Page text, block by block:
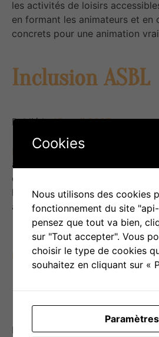
les activités de loisirs
en formant les animateurs et en
concrets pour une animation
Inclusion ASBL
Publié le15 avril 2025
Ressource variée – Inclusion
association belge engagée pour
et l’accompagnement des
handicap intellectuel, ainsi que
au […]
Site internet: «
École »
Publié le15 avril 2025
Cookies
Nous utilisons des cookies
fonctionnement du site
pensez que tout va bien,
sur "Tout accepter". Vous
choisir le type de cookies
souhaitez en cliquant sur «
Paramètres